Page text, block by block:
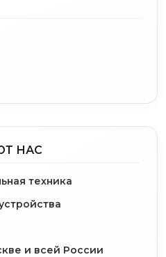
НАС
техника
и всей России